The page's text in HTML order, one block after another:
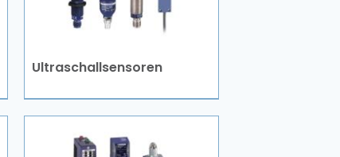
Ultraschallsensoren